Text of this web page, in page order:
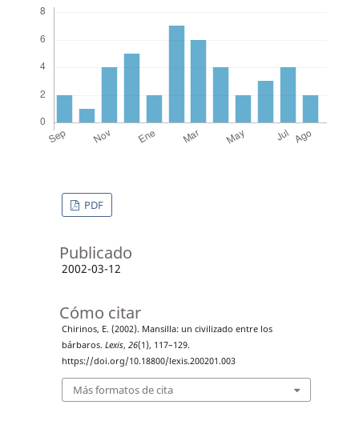
PDF
Publicado
2002-03-12
Cómo citar
Chirinos, E. (2002). Mansilla: un civilizado entre los
bárbaros. Lexis, 26(1), 117–129.
https://doi.org/10.18800/lexis.200201.003
Más formatos de cita